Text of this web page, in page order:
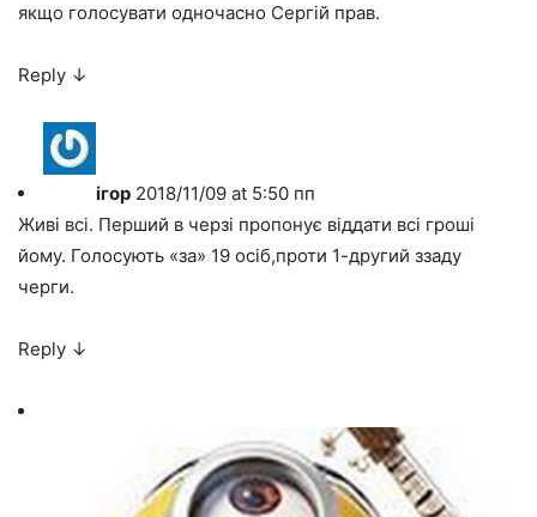
якщо голосувати одночасно Сергій прав.
Reply ↓
ігор 2018/11/09 at 5:50 пп
Живі всі. Перший в черзі пропонує віддати всі гроші
йому. Голосують «за» 19 осіб,проти 1-другий ззаду
черги.
Reply ↓